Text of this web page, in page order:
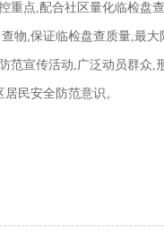
重点,配合社区量化临检盘
物,保证临检盘查质量,最大
宣传活动,广泛动员群众,
民安全防范意识。